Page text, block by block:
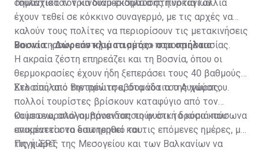
σημαντικά τον κίνδυνο εκδήλωσης πυρκαγιών.
Τουλάχιστον τρία διαμερίσματα στη νότια Γαλλία
έχουν τεθεί σε κόκκινο συναγερμό, με τις αρχές να
καλούν τους πολίτες να περιορίσουν τις μετακινήσεις
και να τηρούν αυστηρά τα μέτρα πυροπροστασίας.
Βοσνία: «Δωρεάν κλιματισμός» στα σπήλαια
Η ακραία ζέστη επηρεάζει και τη Βοσνία, όπου οι
θερμοκρασίες έχουν ήδη ξεπεράσει τους 40 βαθμούς
Κελσίου από την πρώτη εβδομάδα του Αυγούστου.
Στο σπήλαιο Βιετρένιτσα, στα νότια της χώρας,
πολλοί τουρίστες βρίσκουν καταφύγιο από τον
καύσωνα, απολαμβάνοντας τη φυσική δροσιά που
επικρατεί στο εσωτερικό του.
Οι μετεωρολόγοι προειδοποιούν ότι το κύμα καύσωνα
αναμένεται να διατηρηθεί και τις επόμενες ημέρες, με
τις χώρες της Μεσογείου και των Βαλκανίων να
Πηγή: ΕΡΤ